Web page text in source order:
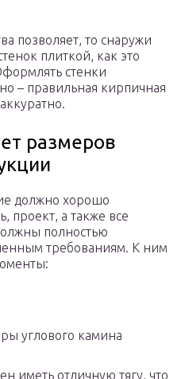
позволяет, то снаружи
плиткой, как это
стенки
– правильная кирпичная
размеров
должно хорошо
проект, а также все
полностью
требованиям. К ним
углового камина
иметь отличную тягу, что